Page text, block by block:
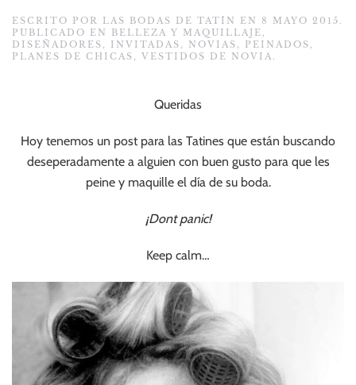
ESCRITO POR LAS BODAS DE TATÍN EN 8 MAYO 2015 .
PUBLICADO EN BELLEZA Y MAQUILLAJE ,
DISEÑADORES , INVITADAS , NOVIAS , PEINADOS ,
PLANES DE CHICAS , VESTIDOS DE NOVIA .
Queridas
Hoy tenemos un post para las Tatines que están buscando
deseperadamente a alguien con buen gusto para que les
peine y maquille el día de su boda.
¡Dont panic!
Keep calm…